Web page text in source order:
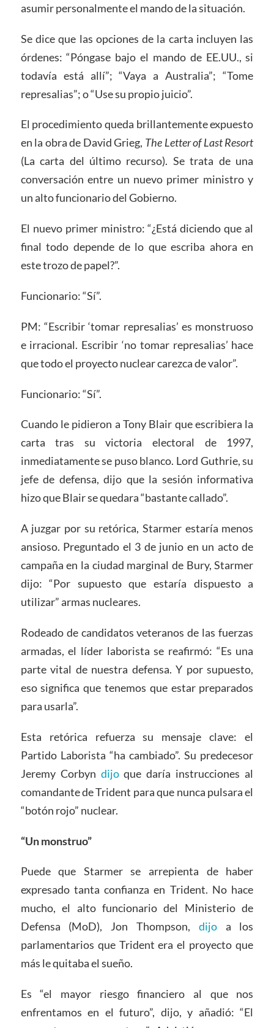
asumir personalmente el mando de la situación.
Se dice que las opciones de la carta incluyen las
órdenes: “Póngase bajo el mando de EE.UU., si
todavía está allí”; “Vaya a Australia”; “Tome
represalias”; o “Use su propio juicio”.
El procedimiento queda brillantemente expuesto
en la obra de David Grieg, The Letter of Last Resort
(La carta del último recurso). Se trata de una
conversación entre un nuevo primer ministro y
un alto funcionario del Gobierno.
El nuevo primer ministro: “¿Está diciendo que al
final todo depende de lo que escriba ahora en
este trozo de papel?”.
Funcionario: “Sí”.
PM: “Escribir ‘tomar represalias’ es monstruoso
e irracional. Escribir ‘no tomar represalias’ hace
que todo el proyecto nuclear carezca de valor”.
Funcionario: “Sí”.
Cuando le pidieron a Tony Blair que escribiera la
carta tras su victoria electoral de 1997,
inmediatamente se puso blanco. Lord Guthrie, su
jefe de defensa, dijo que la sesión informativa
hizo que Blair se quedara “bastante callado”.
A juzgar por su retórica, Starmer estaría menos
ansioso. Preguntado el 3 de junio en un acto de
campaña en la ciudad marginal de Bury, Starmer
dijo: “Por supuesto que estaría dispuesto a
utilizar” armas nucleares.
Rodeado de candidatos veteranos de las fuerzas
armadas, el líder laborista se reafirmó: “Es una
parte vital de nuestra defensa. Y por supuesto,
eso significa que tenemos que estar preparados
para usarla”.
Esta retórica refuerza su mensaje clave: el
Partido Laborista “ha cambiado”. Su predecesor
Jeremy Corbyn dijoque daría instrucciones al
comandante de Trident para que nunca pulsara el
“botón rojo” nuclear.
“Un monstruo”
Puede que Starmer se arrepienta de haber
expresado tanta confianza en Trident. No hace
mucho, el alto funcionario del Ministerio de
Defensa (MoD), Jon Thompson, dijoa los
parlamentarios que Trident era el proyecto que
más le quitaba el sueño.
Es “el mayor riesgo financiero al que nos
enfrentamos en el futuro”, dijo, y añadió: “El